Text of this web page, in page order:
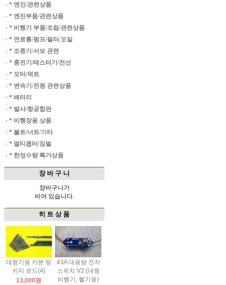
· * 엔진/관련상품
· * 엔진부품/관련상품
· * 비행기 부품/조립/관련상품
· * 연료통/펌프/필터/오일
· * 조종기/서보 관련
· * 충전기/테스터기/전선
· * 모터/덕트
· * 변속기/전원 관련상품
· * 배터리
· * 발사/항공합판
· * 비행장용 상품
· * 볼트/너트/기타
· * 멀티콥터/짐벌
· * 한정수량 특가상품
장 바 구 니
장바구니가
비어 있습니다.
히 트 상 품
대형기용 카본 링
키지 로드(4)
13,000원
43A 대용량 전자
스위치 V2 (대형
비행기, 헬기용)